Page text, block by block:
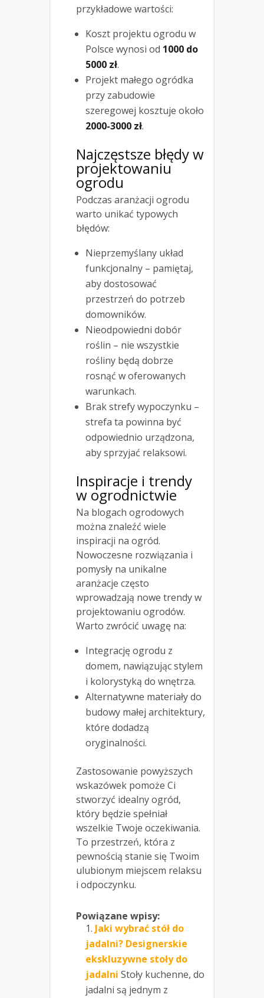
przykładowe wartości:
Koszt projektu ogrodu w
Polsce wynosi od 1000 do
5000 zł.
Projekt małego ogródka
przy zabudowie
szeregowej kosztuje około
2000-3000 zł.
Najczęstsze błędy w
projektowaniu
ogrodu
Podczas aranżacji ogrodu
warto unikać typowych
błędów:
Nieprzemyślany układ
funkcjonalny – pamiętaj,
aby dostosować
przestrzeń do potrzeb
domowników.
Nieodpowiedni dobór
roślin – nie wszystkie
rośliny będą dobrze
rosnąć w oferowanych
warunkach.
Brak strefy wypoczynku –
strefa ta powinna być
odpowiednio urządzona,
aby sprzyjać relaksowi.
Inspiracje i trendy
w ogrodnictwie
Na blogach ogrodowych
można znaleźć wiele
inspiracji na ogród.
Nowoczesne rozwiązania i
pomysły na unikalne
aranżacje często
wprowadzają nowe trendy w
projektowaniu ogrodów.
Warto zwrócić uwagę na:
Integrację ogrodu z
domem, nawiązując stylem
i kolorystyką do wnętrza.
Alternatywne materiały do
budowy małej architektury,
które dodadzą
oryginalności.
Zastosowanie powyższych
wskazówek pomoże Ci
stworzyć idealny ogród,
który będzie spełniał
wszelkie Twoje oczekiwania.
To przestrzeń, która z
pewnością stanie się Twoim
ulubionym miejscem relaksu
i odpoczynku.
Powiązane wpisy:
Jaki wybrać stół do
jadalni? Designerskie
ekskluzywne stoły do
jadalni Stoły kuchenne, do
jadalni są jednym z